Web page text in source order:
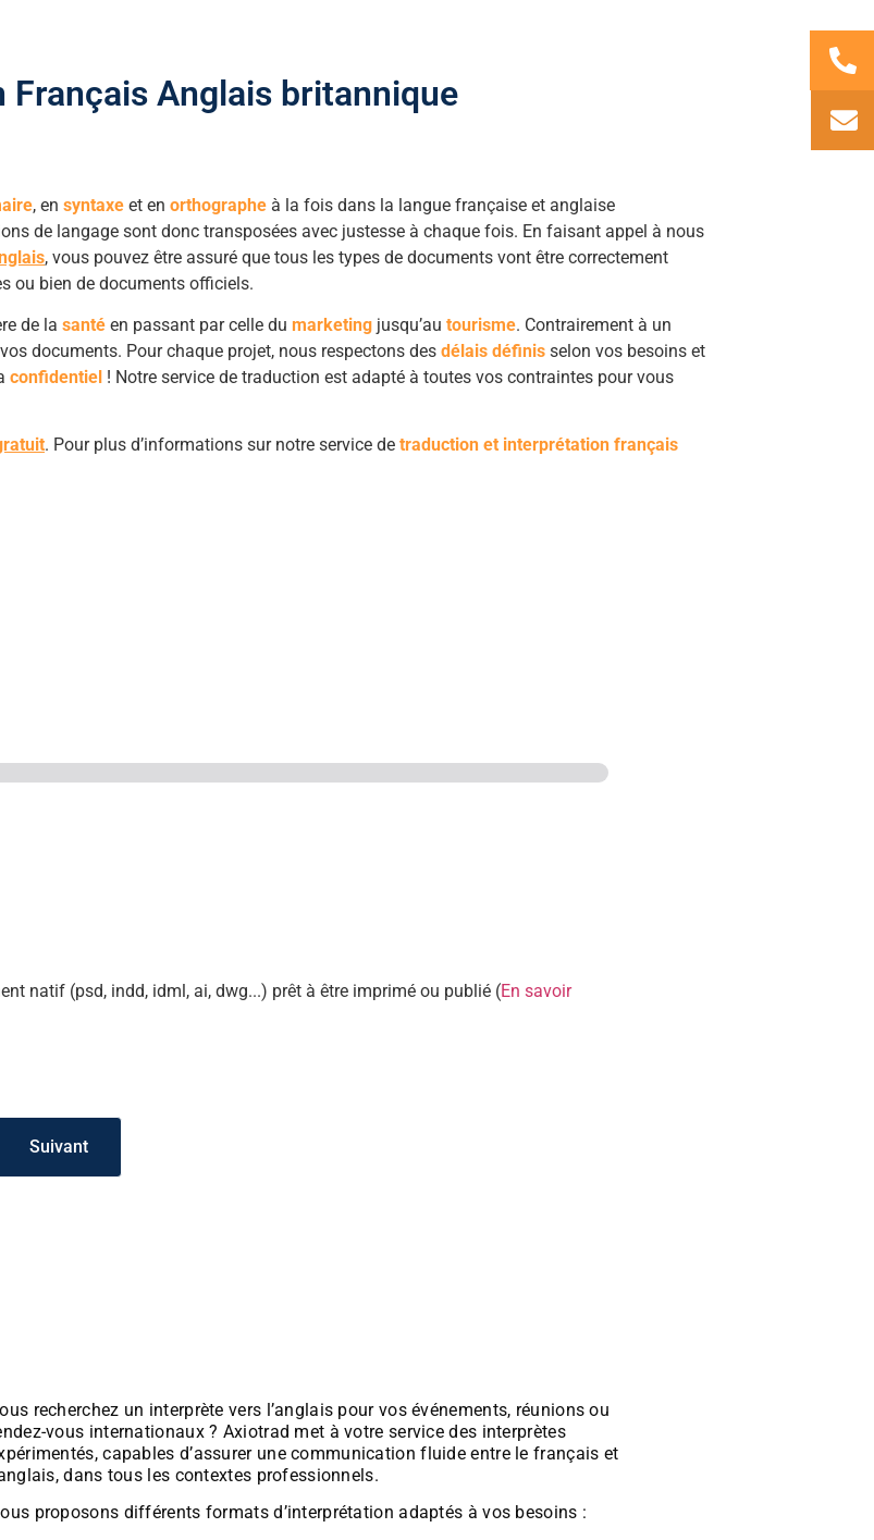
Anglais britannique
, en syntaxe et en orthographe à la fois dans la langue française et anglaise
de langage sont donc transposées avec justesse à chaque fois. En faisant appel à nous
, vous pouvez être assuré que tous les types de documents vont être correctement
ou bien de documents officiels.
de la santé en passant par celle du marketing jusqu’au tourisme. Contrairement à un
documents. Pour chaque projet, nous respectons des délais définis selon vos besoins et
confidentiel ! Notre service de traduction est adapté à toutes vos contraintes pour vous
. Pour plus d’informations sur notre service de traduction et interprétation français
natif (psd, indd, idml, ai, dwg...) prêt à être imprimé ou publié (En savoir
Suivant
recherchez un interprète vers l’anglais pour vos événements, réunions ou
vous internationaux ? Axiotrad met à votre service des interprètes
capables d’assurer une communication fluide entre le français et
dans tous les contextes professionnels.
proposons différents formats d’interprétation adaptés à vos besoins :